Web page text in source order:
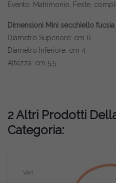
Evento: Matrimonio, Feste,
Dimensioni Mini secchiello
Diametro Superiore: cm 6
Diametro Inferiore: cm 4
Altezza: cm 5,5
2 Altri Prodotti
Categoria:
Vari